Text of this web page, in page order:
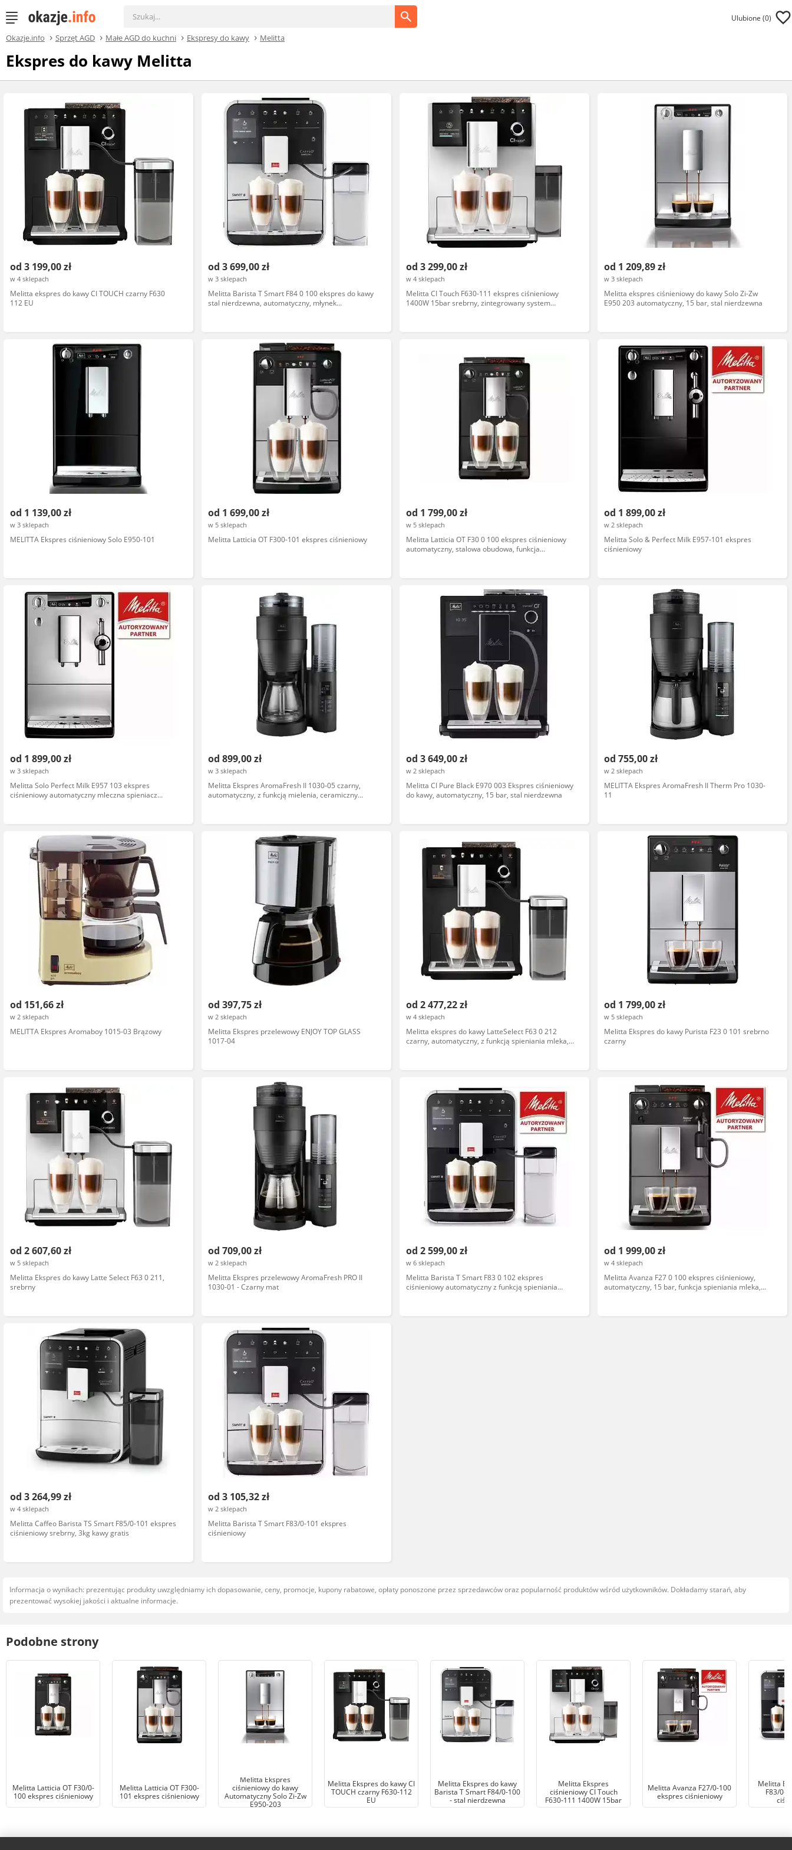
Ulubione (0)
Okazje.info Sprzęt AGD Małe AGD do kuchni Ekspresy do kawy Melitta
Ekspres do kawy Melitta
od 3 199,00 zł
w 4 sklepach
Melitta ekspres do kawy CI TOUCH czarny F630
112 EU
od 3 699,00 zł
w 3 sklepach
Melitta Barista T Smart F84 0 100 ekspres do kawy
stal nierdzewna, automatyczny, młynek
od 3 299,00 zł
w 4 sklepach
Melitta CI Touch F630-111 ekspres ciśnieniowy
1400W 15bar srebrny, zintegrowany system
od 1 209,89 zł
w 3 sklepach
Melitta ekspres ciśnieniowy do kawy Solo Zi-Zw
E950 203 automatyczny, 15 bar, stal nierdzewna
od 1 139,00 zł
w 3 sklepach
MELITTA Ekspres ciśnieniowy Solo E950-101
od 1 699,00 zł
w 5 sklepach
Melitta Latticia OT F300-101 ekspres ciśnieniowy
od 1 799,00 zł
w 5 sklepach
Melitta Latticia OT F30 0 100 ekspres ciśnieniowy
automatyczny, stalowa obudowa, funkcja
od 1 899,00 zł
w 2 sklepach
Melitta Solo & Perfect Milk E957-101 ekspres
ciśnieniowy
od 1 899,00 zł
w 3 sklepach
Melitta Solo Perfect Milk E957 103 ekspres
ciśnieniowy automatyczny mleczna spieniacz
od 899,00 zł
w 3 sklepach
Melitta Ekspres AromaFresh II 1030-05 czarny,
automatyczny, z funkcją mielenia, ceramiczny
od 3 649,00 zł
w 2 sklepach
Melitta CI Pure Black E970 003 Ekspres ciśnieniowy
do kawy, automatyczny, 15 bar, stal nierdzewna
od 755,00 zł
w 2 sklepach
MELITTA Ekspres AromaFresh II Therm Pro 1030-
11
od 151,66 zł
w 2 sklepach
MELITTA Ekspres Aromaboy 1015-03 Brązowy
od 397,75 zł
w 2 sklepach
Melitta Ekspres przelewowy ENJOY TOP GLASS
1017-04
od 2 477,22 zł
w 4 sklepach
Melitta ekspres do kawy LatteSelect F63 0 212
czarny, automatyczny, z funkcją spieniania mleka,
od 1 799,00 zł
w 5 sklepach
Melitta Ekspres do kawy Purista F23 0 101 srebrno
czarny
od 2 607,60 zł
w 5 sklepach
Melitta Ekspres do kawy Latte Select F63 0 211,
srebrny
od 709,00 zł
w 2 sklepach
Melitta Ekspres przelewowy AromaFresh PRO II
1030-01 - Czarny mat
od 2 599,00 zł
w 6 sklepach
Melitta Barista T Smart F83 0 102 ekspres
ciśnieniowy automatyczny z funkcją spieniania
od 1 999,00 zł
w 4 sklepach
Melitta Avanza F27 0 100 ekspres ciśnieniowy,
automatyczny, 15 bar, funkcja spieniania mleka,
od 3 264,99 zł
w 4 sklepach
Melitta Caffeo Barista TS Smart F85/0-101 ekspres
ciśnieniowy srebrny, 3kg kawy gratis
od 3 105,32 zł
w 2 sklepach
Melitta Barista T Smart F83/0-101 ekspres
ciśnieniowy
Informacja o wynikach: prezentując produkty uwzględniamy ich dopasowanie, ceny, promocje, kupony rabatowe, opłaty ponoszone przez sprzedawców oraz popularność produktów wśród użytkowników. Dokładamy starań, aby
prezentować wysokiej jakości i aktualne informacje.
Podobne strony
Melitta Latticia OT F30/0-
100 ekspres ciśnieniowy
Melitta Latticia OT F300-
101 ekspres ciśnieniowy
Melitta Ekspres
ciśnieniowy do kawy
Automatyczny Solo Zi-Zw
E950-203
Melitta Ekspres do kawy CI
TOUCH czarny F630-112
EU
Melitta Ekspres do kawy
Barista T Smart F84/0-100
- stal nierdzewna
Melitta Ekspres
ciśnieniowy CI Touch
F630-111 1400W 15bar
Melitta Avanza F27/0-100
ekspres ciśnieniowy
Melitta
F83/0-